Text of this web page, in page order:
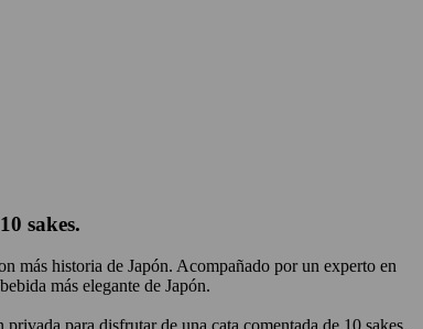
sakes.
más historia de Japón. Acompañado por un experto en
más elegante de Japón.